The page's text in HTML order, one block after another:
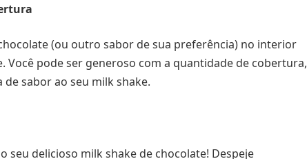
(ou outro sabor de sua preferência) no interior
Você pode ser generoso com a quantidade de cobertura,
sabor ao seu milk shake.
seu delicioso milk shake de chocolate! Despeje